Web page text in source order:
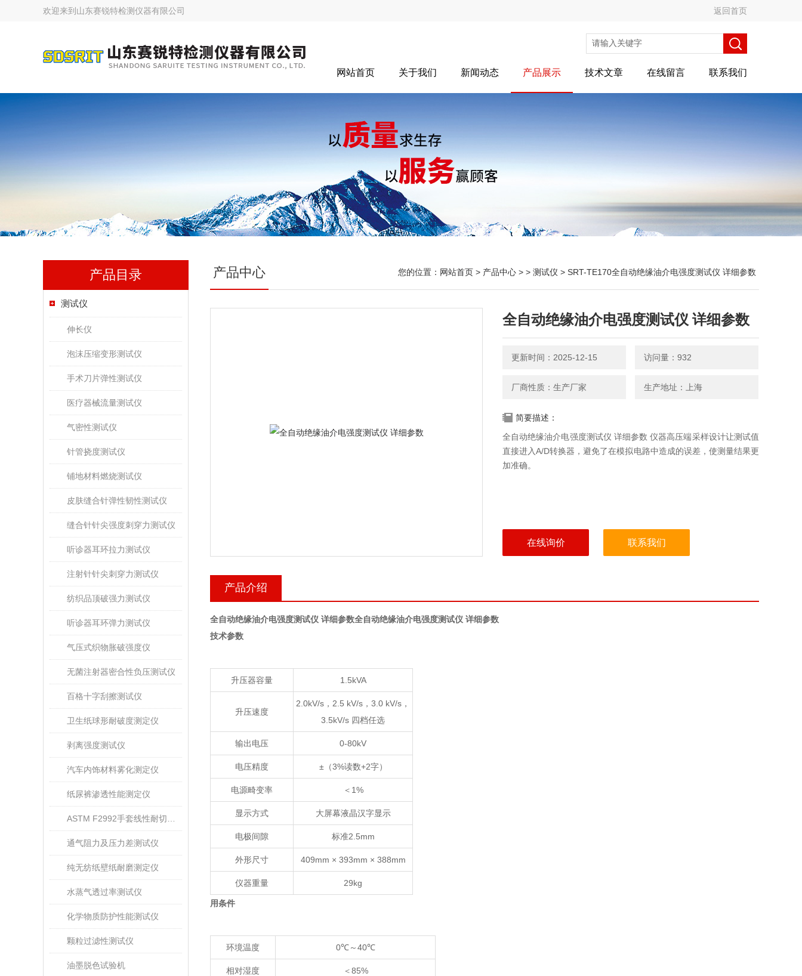
欢迎来到 山东赛锐特检测仪器有限公司 返回首页
网站首页 关于我们 新闻动态 产品展示 技术文章 在线留言 联系我们
产品目录
测试仪
伸长仪
泡沫压缩变形测试仪
手术刀片弹性测试仪
医疗器械流量测试仪
气密性测试仪
针管挠度测试仪
铺地材料燃烧测试仪
皮肤缝合针弹性韧性测试仪
缝合针针尖强度刺穿力测试仪
听诊器耳环拉力测试仪
注射针针尖刺穿力测试仪
纺织品顶破强力测试仪
听诊器耳环弹力测试仪
气压式织物胀破强度仪
无菌注射器密合性负压测试仪
百格十字刮擦测试仪
卫生纸球形耐破度测定仪
剥离强度测试仪
汽车内饰材料雾化测定仪
纸尿裤渗透性能测定仪
通气阻力及压力差测试仪
纯无纺纸壁纸耐磨测定仪
水蒸气透过率测试仪
化学物质防护性能测试仪
颗粒过滤性测试仪
油墨脱色试验机
产品中心 您的位置： 网站首页 > 产品中心 > > 测试仪 > SRT-TE170全自动绝缘油介电强度测试仪 详细参数
全自动绝缘油介电强度测试仪 详细参数
更新时间：2025-12-15 访问量：932
厂商性质：生产厂家 生产地址：上海
简要描述：
全自动绝缘油介电强度测试仪 详细参数 仪器高压端采样设计让测试值
直接进入A/D转换器，避免了在模拟电路中造成的误差，使测量结果更
加准确。
在线询价 联系我们
产品介绍
全自动绝缘油介电强度测试仪 详细参数全自动绝缘油介电强度测试仪 详细参数
技术参数
升压器容量 1.5kVA
升压速度
2.0kV/s，2.5 kV/s，3.0 kV/s，
3.5kV/s 四档任选
输出电压 0-80kV
电压精度 ±（3%读数+2字）
电源畸变率 ＜1%
显示方式 大屏幕液晶汉字显示
电极间隙 标准2.5mm
外形尺寸 409mm × 393mm × 388mm
仪器重量 29kg
用条件
环境温度 0℃～40℃
相对湿度 ＜85%